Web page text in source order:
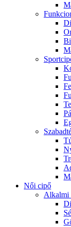
Női cipő
Alkalmi